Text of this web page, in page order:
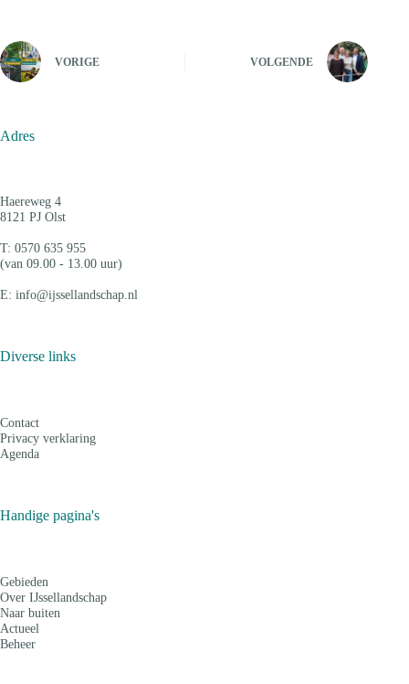
VORIGE VOLGENDE
Adres
Haereweg 4
8121 PJ Olst
T: 0570 635 955
(van 09.00 - 13.00 uur)
E: info@ijssellandschap.nl
Diverse links
Contact
Privacy verklaring
Agenda
Handige pagina's
Gebieden
Over IJssellandschap
Naar buiten
Actueel
Beheer